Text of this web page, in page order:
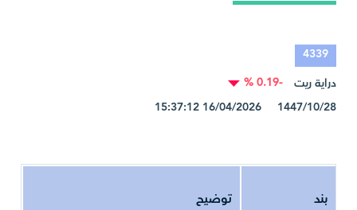
4339
دراية ريت
-0.19 %
1447/10/28 16/04/2026 15:37:12
بند توضيح